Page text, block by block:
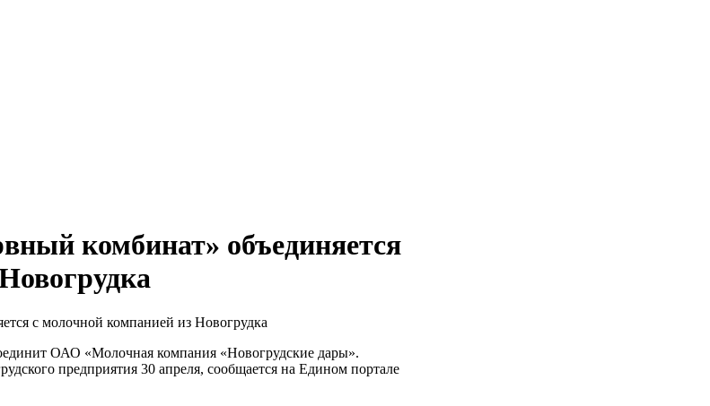
комбинат» объединяется
ОАО «Молочная компания «Новогрудские дары».
предприятия 30 апреля, сообщается на Едином портале